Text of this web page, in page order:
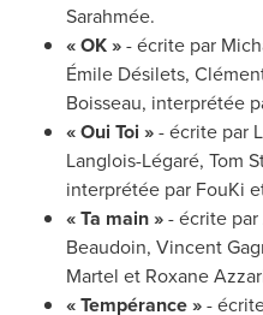
Sarahmée.
« OK »- écrite par
Émile Désilets,
Boisseau, interprétée
« Oui Toi »- écrite par
Langlois-Légaré, Tom
interprétée par FouKi
« Ta main »- écrite par
Beaudoin, Vincent
Martel et Roxane
« Tempérance »-